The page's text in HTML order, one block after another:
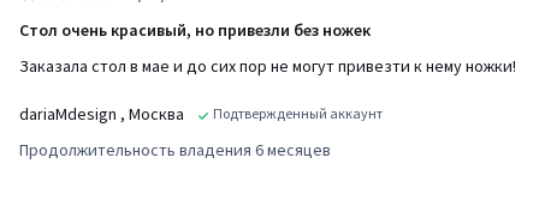
Стол очень красивый, но привезли без ножек
Заказала стол в мае и до сих пор не могут привезти к нему ножки!
dariaMdesign , Москва Подтвержденный аккаунт
Продолжительность владения 6 месяцев